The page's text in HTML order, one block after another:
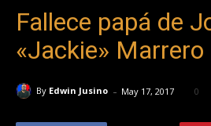
Fallece papá de
«Jackie» Marrero
By Edwin Jusino - May 17, 2017 0